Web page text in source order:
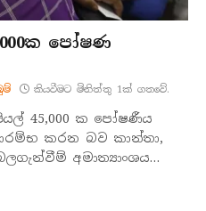
පෝෂණ
කියවීමට මිනිත්තු 1ක් ගතවේ.
45,000 ක පෝෂණීය
කරන බව කාන්තා,
අමාත්‍යාංශය…